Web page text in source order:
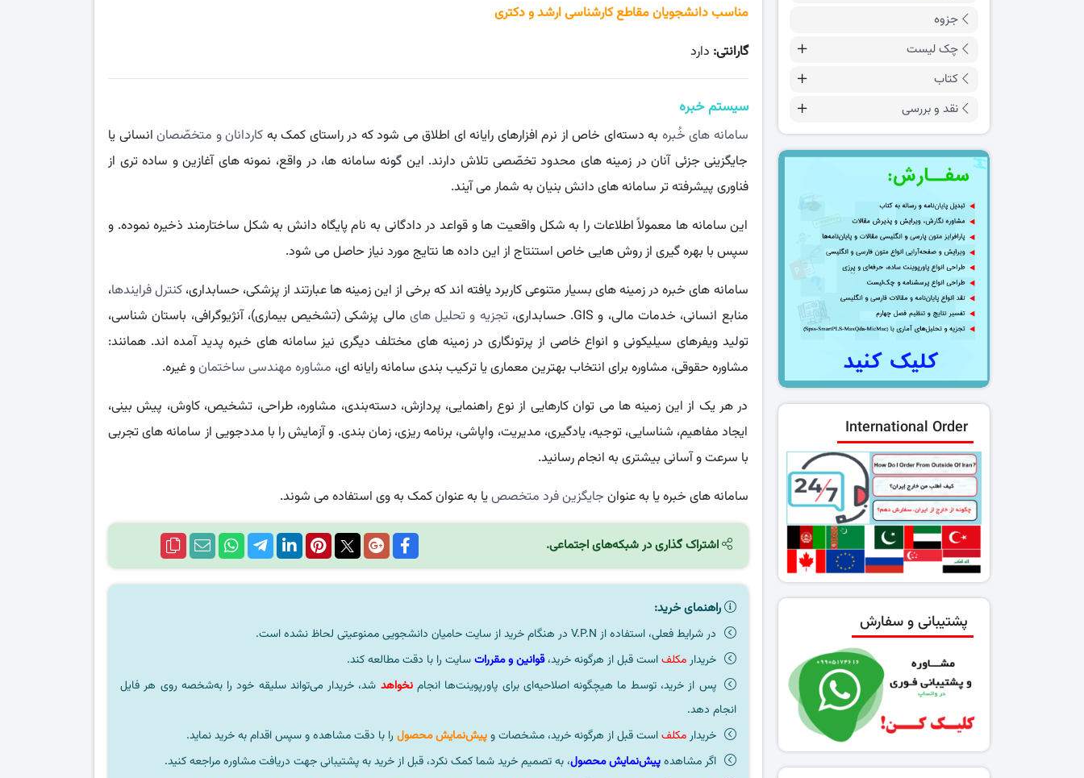
مناسب دانشجویان مقاطع کارشناسی ارشد و دکتری
گارانتی: دارد
سیستم خبره
سامانه‌ های خُبره به دسته‌ای خاص از نرم‌ افزارهای رایانه‌ ای اطلاق می‌ شود که در راستای کمک به کاردانان و متخصّصان انسانی یا
جایگزینی جزئی آنان در زمینه‌ های محدود تخصّصی تلاش دارند. این‌ گونه سامانه‌ ها، در واقع، نمونه‌ های آغازین و ساده‌ تری از
فناوری پیشرفته‌ تر سامانه‌ های دانش بنیان به‌ شمار می‌ آیند.
این سامانه‌ ها معمولاً اطلاعات را به شکل واقعیت ها و قواعد در دادگانی به نام پایگاه دانش به شکل ساختارمند ذخیره نموده. و
سپس با بهره‌ گیری از روش‌ هایی خاص استنتاج از این داده‌ ها نتایج مورد نیاز حاصل می‌ شود.
سامانه‌ های خبره در زمینه‌ های بسیار متنوعی کاربرد یافته‌ اند که برخی از این زمینه‌ ها عبارتند از پزشکی، حسابداری، کنترل فرایندها،
منابع انسانی، خدمات مالی، و GIS. حسابداری،
تجزیه و تحلیل‌ های مالی پزشکی (تشخیص بیماری)، آنژیوگرافی، باستان‌ شناسی،
تولید ویفرهای سیلیکونی و انواع خاصی از پرتونگاری در زمینه‌ های مختلف دیگری نیز سامانه‌ های خبره پدید آمده‌ اند. همانند:
مشاوره حقوقی، مشاوره برای انتخاب بهترین معماری یا ترکیب بندی سامانه رایانه‌ ای، مشاوره مهندسی ساختمانو غیره.
در هر یک از این زمینه‌ ها می‌ توان کارهایی از نوع راهنمایی، پردازش، دسته‌بندی، مشاوره، طراحی، تشخیص، کاوش، پیش‌ بینی،
ایجاد مفاهیم، شناسایی، توجیه، یادگیری، مدیریت، واپاشی، برنامه‌ ریزی، زمان‌ بندی. و آزمایش را با مددجویی از سامانه‌ های تجربی
با سرعت و آسانی بیشتری به انجام رسانید.
سامانه‌ های خبره یا به عنوان جایگزین فرد متخصصیا به عنوان کمک به وی استفاده می‌ شوند.
اشتراک گذاری در شبکه‌های اجتماعی.
راهنمای خرید:
در شرایط فعلی، استفاده از V.P.N در هنگام خرید از سایت حامیان دانشجویی ممنوعیتی لحاظ نشده است.
خریدارمکلفاست قبل از هرگونه خرید،قوانین و مقرراتسایت را با دقت مطالعه کند.
پس از خرید، توسط ما هیچگونه اصلاحیه‌ای برای پاورپوینت‌ها انجامنخواهد شد، خریدار می‌تواند سلیقه خود را به‌شخصه روی هر فایل
انجام دهد.
خریدارمکلفاست قبل از هرگونه خرید، مشخصات وپیش‌نمایش محصول را با دقت مشاهده و سپس اقدام به خرید نماید.
اگر مشاهدهپیش‌نمایش محصول، به تصمیم خرید شما کمک نکرد، قبل از خرید به پشتیبانی جهت دریافت مشاوره مراجعه کنید.
جزوه
چک لیست
کتاب
نقد و بررسی
International Order
پشتیبانی و سفارش